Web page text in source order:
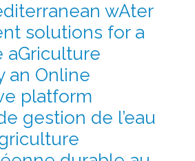
wAter
solutions for a
aGriculture
an Online
platform
gestion de l’eau